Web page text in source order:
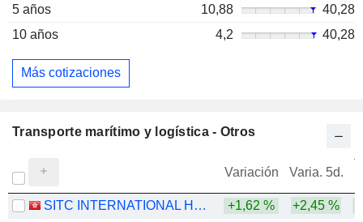
5 años
10,88
40,28
10 años
4,2 40,28
Más cotizaciones
Transporte marítimo y logística - Otros
Variación Varia. 5d.
SITC INTERNATIONAL HOLDINGS COMPANY LIMITED +1,62 % +2,45 %